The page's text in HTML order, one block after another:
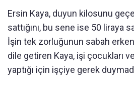
Ersin Kaya, duyun kilosunu
sattığını, bu sene ise 50 liraya
İşin tek zorluğunun sabah
dile getiren Kaya, işi çocukları
yaptığı için işçiye gerek